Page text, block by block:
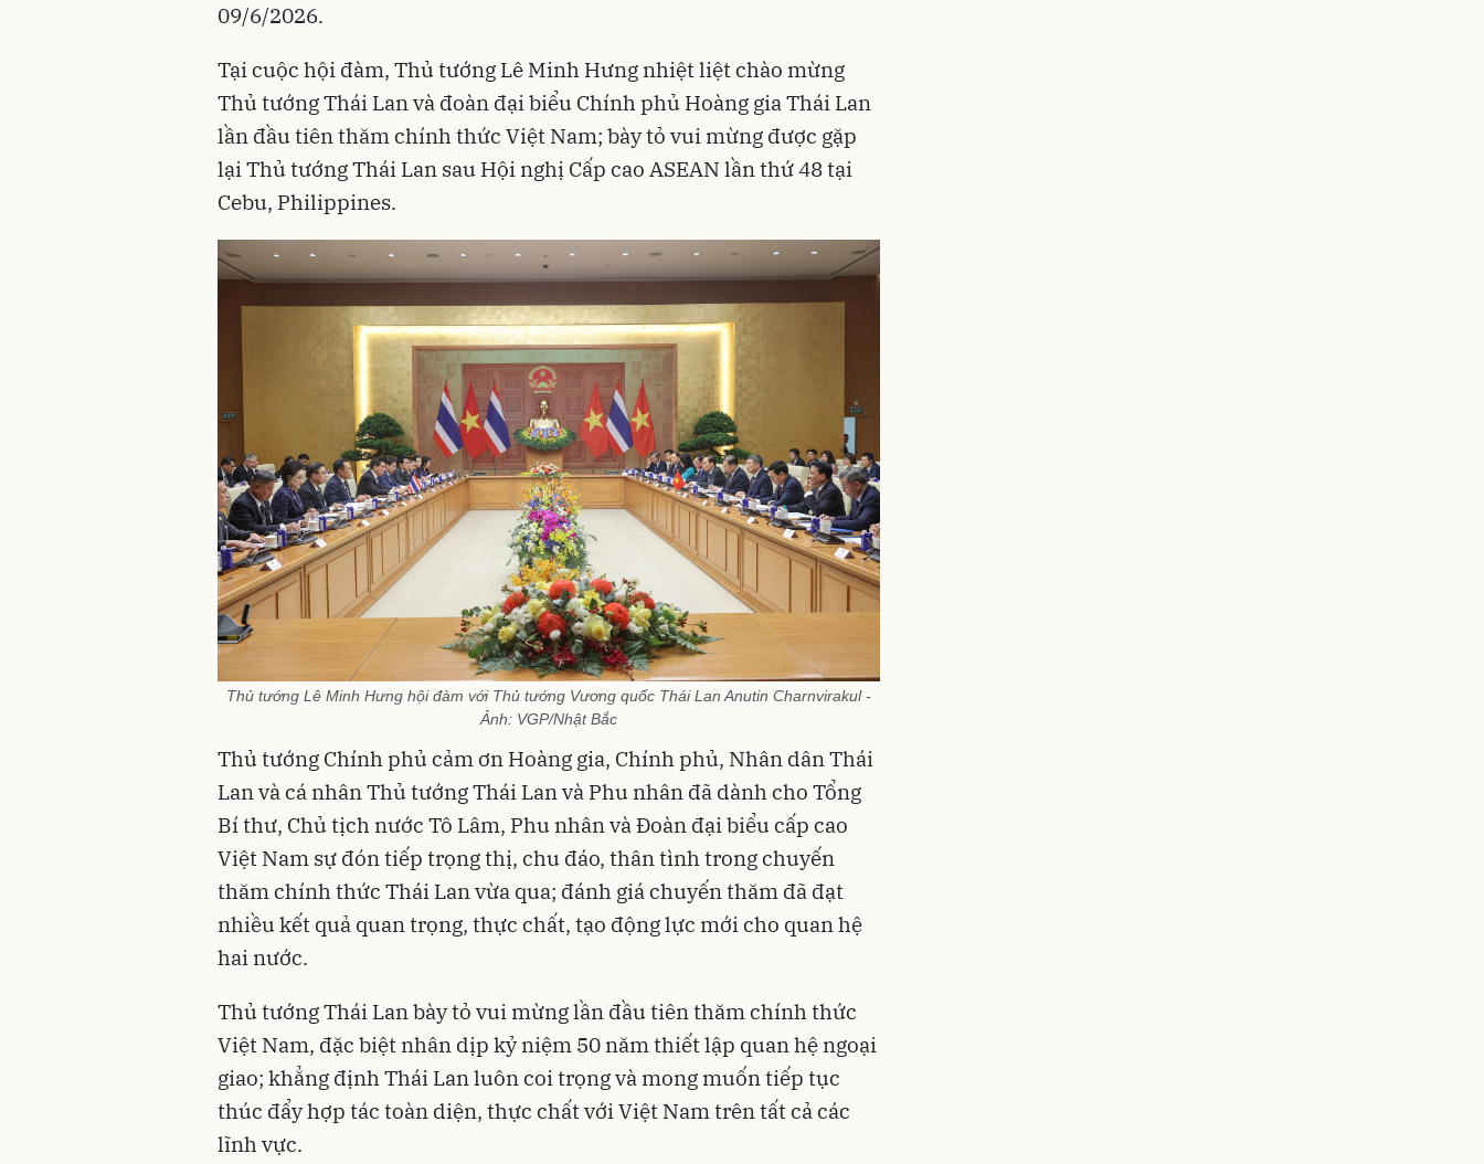
09/6/2026.
Tại cuộc hội đàm, Thủ tướng Lê Minh Hưng nhiệt liệt chào mừng
Thủ tướng Thái Lan và đoàn đại biểu Chính phủ Hoàng gia Thái Lan
lần đầu tiên thăm chính thức Việt Nam; bày tỏ vui mừng được gặp
lại Thủ tướng Thái Lan sau Hội nghị Cấp cao ASEAN lần thứ 48 tại
Cebu, Philippines.
Thủ tướng Lê Minh Hưng hội đàm với Thủ tướng Vương quốc Thái Lan Anutin Charnvirakul -
Ảnh: VGP/Nhật Bắc
Thủ tướng Chính phủ cảm ơn Hoàng gia, Chính phủ, Nhân dân Thái
Lan và cá nhân Thủ tướng Thái Lan và Phu nhân đã dành cho Tổng
Bí thư, Chủ tịch nước Tô Lâm, Phu nhân và Đoàn đại biểu cấp cao
Việt Nam sự đón tiếp trọng thị, chu đáo, thân tình trong chuyến
thăm chính thức Thái Lan vừa qua; đánh giá chuyến thăm đã đạt
nhiều kết quả quan trọng, thực chất, tạo động lực mới cho quan hệ
hai nước.
Thủ tướng Thái Lan bày tỏ vui mừng lần đầu tiên thăm chính thức
Việt Nam, đặc biệt nhân dịp kỷ niệm 50 năm thiết lập quan hệ ngoại
giao; khẳng định Thái Lan luôn coi trọng và mong muốn tiếp tục
thúc đẩy hợp tác toàn diện, thực chất với Việt Nam trên tất cả các
lĩnh vực.